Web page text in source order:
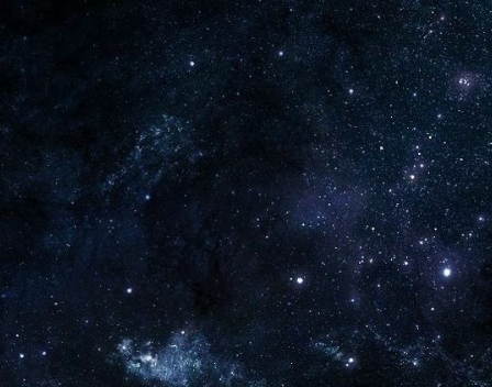
Plus de 2800 critiques de films